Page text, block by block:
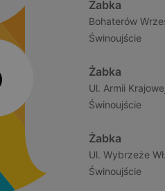
Żabka
Bohaterów
Świnoujście
Żabka
Ul. Armii
Świnoujście
Żabka
Ul. Wybrzeże
Świnoujście